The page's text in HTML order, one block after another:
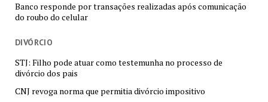
Banco responde por transações realizadas após comunicação
do roubo do celular
DIVÓRCIO
STJ: Filho pode atuar como testemunha no processo de
divórcio dos pais
CNJ revoga norma que permitia divórcio impositivo